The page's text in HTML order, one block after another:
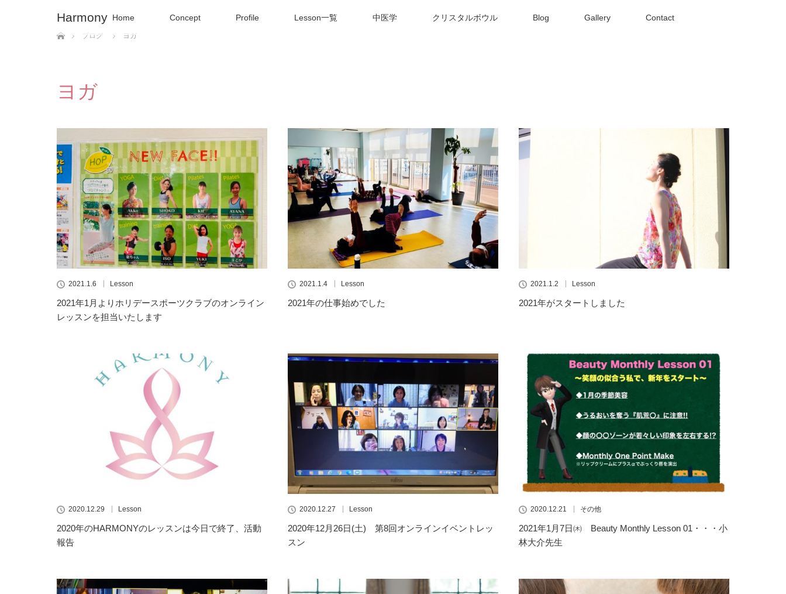
Harmony Home Concept Profile Lesson一覧 中医学 クリスタルボウル Blog Gallery Contact
ホーム
ブログ
ヨガ
ヨガ
2021.1.6 Lesson
2021年1月よりホリデースポーツクラブのオンライン
レッスンを担当いたします
2021.1.4 Lesson
2021年の仕事始めでした
2021.1.2 Lesson
2021年がスタートしました
2020.12.29 Lesson
2020年のHARMONYのレッスンは今日で終了、活動
報告
2020.12.27 Lesson
2020年12月26日(土) 第8回オンラインイベントレッ
スン
2020.12.21 その他
2021年1月7日㈭ Beauty Monthly Lesson 01・・・小
林大介先生